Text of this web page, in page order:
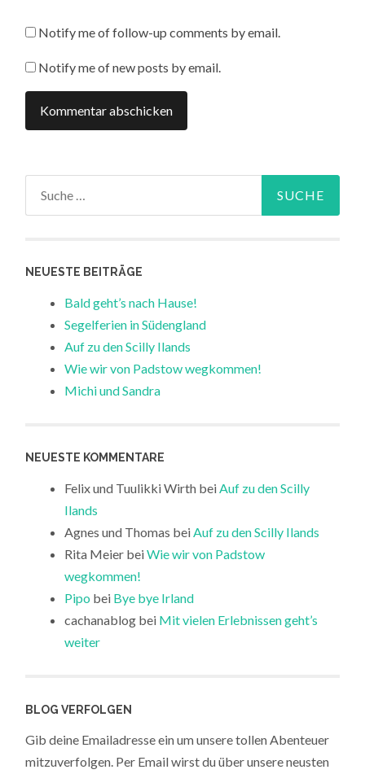
Notify me of follow-up comments by email.
Notify me of new posts by email.
NEUESTE BEITRÄGE
Bald geht’s nach Hause!
Segelferien in Südengland
Auf zu den Scilly Ilands
Wie wir von Padstow wegkommen!
Michi und Sandra
NEUESTE KOMMENTARE
Felix und Tuulikki Wirth beiAuf zu den Scilly
Ilands
Agnes und Thomas beiAuf zu den Scilly Ilands
Rita Meier beiWie wir von Padstow
wegkommen!
Pipo bei Bye bye Irland
cachanablog bei Mit vielen Erlebnissen geht’s
weiter
BLOG VERFOLGEN
Gib deine Emailadresse ein um unsere tollen Abenteuer
mitzuverfolgen. Per Email wirst du über unsere neusten